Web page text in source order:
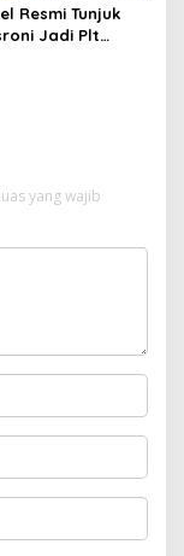
Resmi Tunjuk
Jadi Plt
yang wajib